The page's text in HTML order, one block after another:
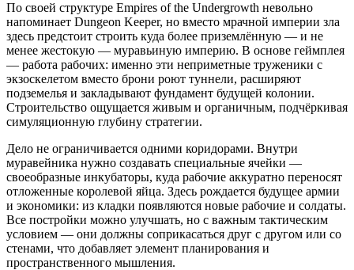
По своей структуре Empires of the Undergrowth невольно
напоминает Dungeon Keeper, но вместо мрачной империи зла
здесь предстоит строить куда более приземлённую — и не
менее жестокую — муравьиную империю. В основе геймплея
— работа рабочих: именно эти неприметные труженики с
экзоскелетом вместо брони роют туннели, расширяют
подземелья и закладывают фундамент будущей колонии.
Строительство ощущается живым и органичным, подчёркивая
симуляционную глубину стратегии.
Дело не ограничивается одними коридорами. Внутри
муравейника нужно создавать специальные ячейки —
своеобразные инкубаторы, куда рабочие аккуратно переносят
отложенные королевой яйца. Здесь рождается будущее армии
и экономики: из кладки появляются новые рабочие и солдаты.
Все постройки можно улучшать, но с важным тактическим
условием — они должны соприкасаться друг с другом или со
стенами, что добавляет элемент планирования и
пространственного мышления.